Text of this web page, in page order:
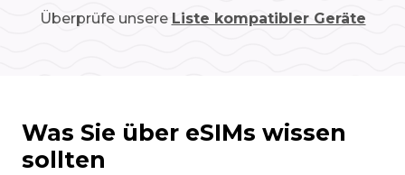
Überprüfe unsere Liste kompatibler Geräte
Was Sie über eSIMs wissen
sollten